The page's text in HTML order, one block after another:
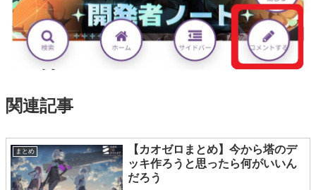
関連記事
まとめ
【カオゼロまとめ】今から塔のデ
ッキ作ろうと思ったら何がいいん
だろう